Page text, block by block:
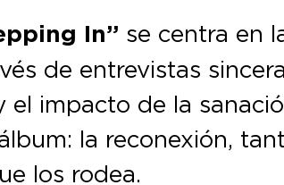
In” se centra en
de entrevistas
el impacto de la
la reconexión,
los rodea.